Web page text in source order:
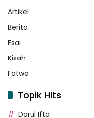
Artikel
Berita
Esai
Kisah
Fatwa
Topik Hits
Darul Ifta